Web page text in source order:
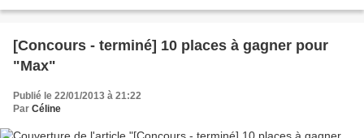
[Concours - terminé] 10 places à gagner pour
"Max"
Publié le 22/01/2013 à 21:22
Par Céline